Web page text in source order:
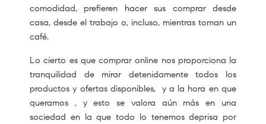
comodidad, prefieren hacer sus comprar desde
casa, desde el trabajo o, incluso, mientras toman un
café.
Lo cierto es que comprar online nos proporciona la
tranquilidad de mirar detenidamente todos los
productos y ofertas disponibles, y a la hora en que
queramos , y esto se valora aún más en una
sociedad en la que todo lo tenemos deprisa por